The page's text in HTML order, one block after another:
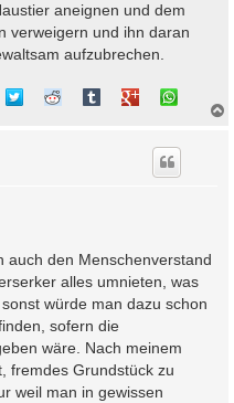
aneignen und dem
verweigern und ihn daran
aufzubrechen.
auch den Menschenverstand
alles umnieten, was
würde man dazu schon
sofern die
wäre. Nach meinem
fremdes Grundstück zu
weil man in gewissen